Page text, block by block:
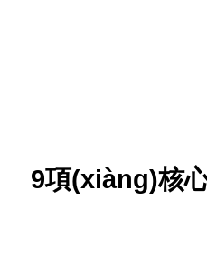
9項(xiàng)核